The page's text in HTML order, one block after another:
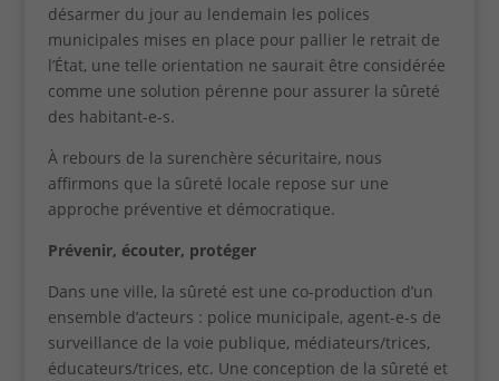
désarmer du jour au lendemain les polices
municipales mises en place pour pallier le retrait de
l’État, une telle orientation ne saurait être considérée
comme une solution pérenne pour assurer la sûreté
des habitant-e-s.
À rebours de la surenchère sécuritaire, nous
affirmons que la sûreté locale repose sur une
approche préventive et démocratique.
Prévenir, écouter, protéger
Dans une ville, la sûreté est une co-production d’un
ensemble d’acteurs : police municipale, agent-e-s de
surveillance de la voie publique, médiateurs/trices,
éducateurs/trices, etc. Une conception de la sûreté et